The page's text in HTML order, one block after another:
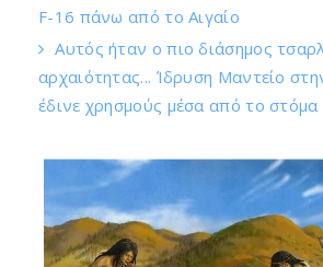
F-16 πάνω από το Αιγαίο
Αυτός ήταν ο πιο διάσημος
αρχαιότητας... Ίδρυση Μαντείο
έδινε χρησμούς μέσα από το στόμα